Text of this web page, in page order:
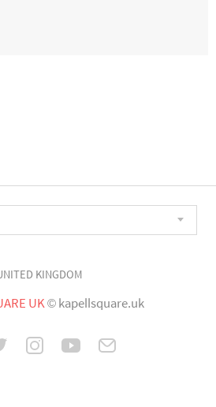
KINGDOM
UK© kapellsquare.uk